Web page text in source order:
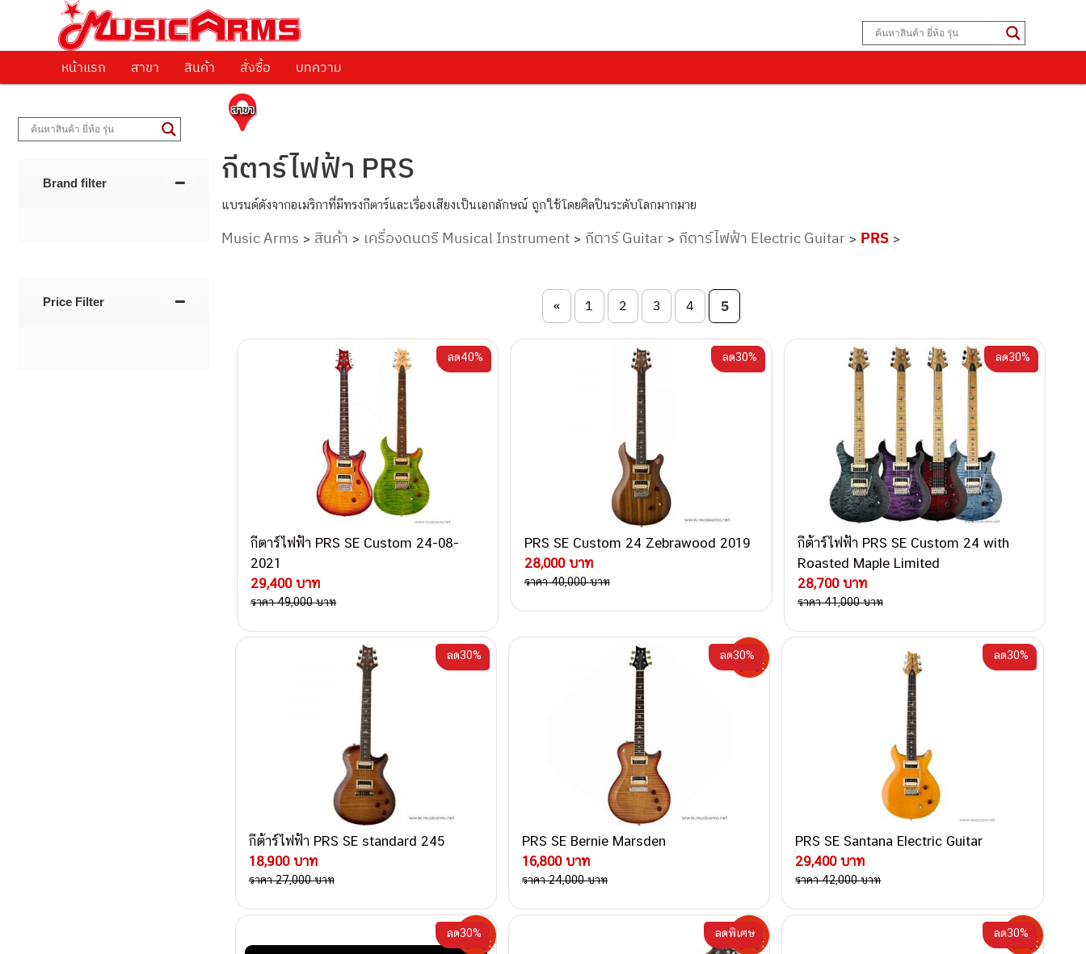
Music Arms
ศูนย์รวมครื่องดนตรีทุกชนิด ตั้งแต่เริ่มต้นถึงมืออาชีพ
Skip to primary content
Skip to secondary content
หน้าแรก สาขา สินค้า สั่งซื้อ บทความ
กีตาร์ไฟฟ้า PRS
แบรนด์ดังจากอเมริกาที่มีทรงกีตาร์และเรื่องเสียงเป็นเอกลักษณ์ ถูกใช้โดยศิลปินระดับโลกมากมาย
Music Arms > สินค้า > เครื่องดนตรี Musical Instrument> กีตาร์ Guitar> กีตาร์ไฟฟ้า Electric Guitar> PRS>
« 1 2 3 4 5
กีตาร์ไฟฟ้า PRS SE Custom 24-08-
2021
29,400 บาท
ลด40%
ราคา 49,000 บาท
PRS SE Custom 24 Zebrawood 2019
28,000 บาท
ลด30%
ราคา 40,000 บาท
กีต้าร์ไฟฟ้า PRS SE Custom 24 with
Roasted Maple Limited
28,700 บาท
ลด30%
ราคา 41,000 บาท
กีต้าร์ไฟฟ้า PRS SE standard 245
18,900 บาท
ลด30%
ราคา 27,000 บาท
PRS SE Bernie Marsden
16,800 บาท
ลด30%
ราคา 24,000 บาท
PRS SE Santana Electric Guitar
29,400 บาท
ลด30%
ราคา 42,000 บาท
ลด30% ลดพิเศษ ลด30%
Brand filter
Price Filter